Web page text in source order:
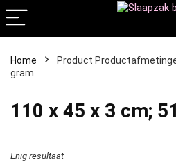
Home Product
gram
‎110 x 45 x 3 cm;
Enig resultaat